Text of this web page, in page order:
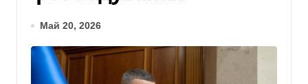
Май 20, 2026